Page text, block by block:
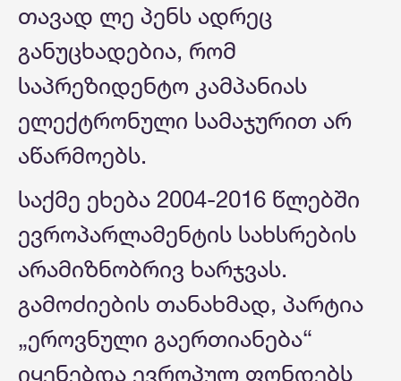
თავად ლე პენს ადრეც
განუცხადებია, რომ
საპრეზიდენტო კამპანიას
ელექტრონული სამაჯურით არ
აწარმოებს.
საქმე ეხება 2004-2016 წლებში
ევროპარლამენტის სახსრების
არამიზნობრივ ხარჯვას.
გამოძიების თანახმად, პარტია
„ეროვნული გაერთიანება“
იყენებდა ევროპულ ფონდებს